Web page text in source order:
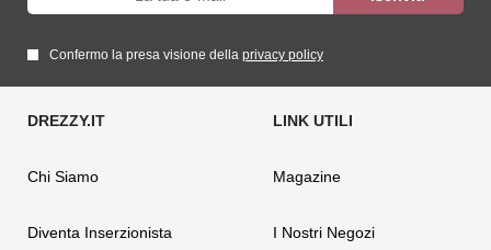
Confermo la presa visione della privacy policy
Chi Siamo
Diventa Inserzionista
Magazine
I Nostri Negozi